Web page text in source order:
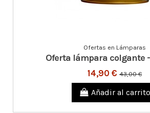
Ofertas en Lámparas
Oferta lámpara colgante
14,90 € 43,00 €
Añadir al carrito